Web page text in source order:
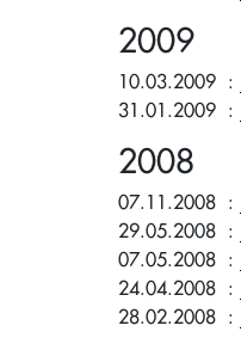
2009
10.03.2009 :
31.01.2009 :
2008
07.11.2008 :
29.05.2008 :
07.05.2008 :
24.04.2008 :
28.02.2008 :